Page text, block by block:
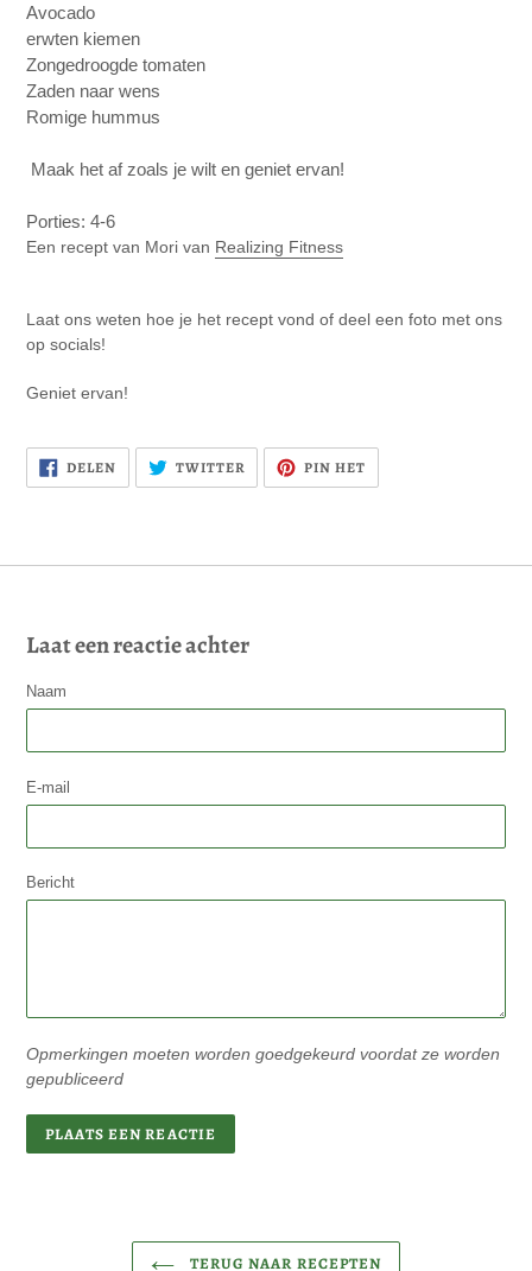
⁣Avocado⁣
⁣erwten kiemen
⁣Zongedroogde tomaten⁣
Zaden naar wens⁣
Romige hummus
⁣ Maak het af zoals je wilt en geniet ervan! ⁣
⁣Porties: 4-6⁣
Een recept van Mori van Realizing Fitness
Laat ons weten hoe je het recept vond of deel een foto met ons
op socials!
Geniet ervan!
DELENDELEN
FACEBOOK
TWITTER PLAATS
TWEET
OP
PIN HET
PINTEREST
Laat een reactie achter
Naam
E-mail
Bericht
Opmerkingen moeten worden goedgekeurd voordat ze worden
gepubliceerd
TERUG NAAR RECEPTEN